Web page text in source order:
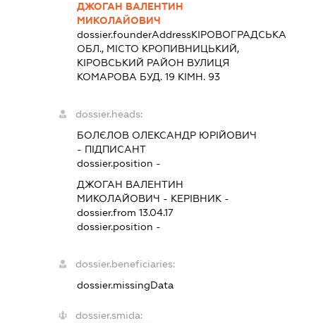
ДЖОГАН ВАЛЕНТИН
МИКОЛАЙОВИЧ
dossier.founderAddressКІРОВОГРАДСЬКА
ОБЛ., МІСТО КРОПИВНИЦЬКИЙ,
КІРОВСЬКИЙ РАЙОН ВУЛИЦЯ
КОМАРОВА БУД. 19 КІМН. 93
dossier.heads:
БОЛЄЛОВ ОЛЕКСАНДР ЮРІЙОВИЧ
- ПІДПИСАНТ
dossier.position -
ДЖОГАН ВАЛЕНТИН
МИКОЛАЙОВИЧ - КЕРІВНИК-
dossier.from 13.04.17
dossier.position -
dossier.beneficiaries:
dossier.missingData
dossier.smida: